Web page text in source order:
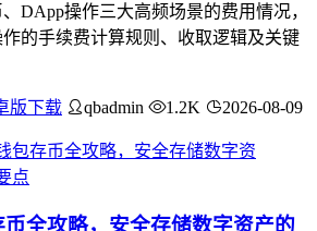
DApp操作三大高频场景的费用情况，
的手续费计算规则、收取逻辑及关键
版下载 qbadmin 1.2K 2026-08-09
全攻略，安全存储数字资产的